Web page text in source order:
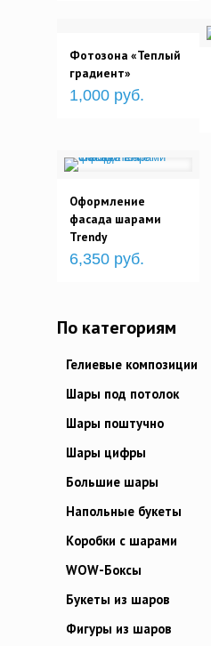
Фотозона «Теплый
градиент»
1,000 руб.
Оформление
фасада шарами
Trendy
6,350 руб.
По категориям
Гелиевые композиции
Шары под потолок
Шары поштучно
Шары цифры
Большие шары
Напольные букеты
Коробки с шарами
WOW-Боксы
Букеты из шаров
Фигуры из шаров